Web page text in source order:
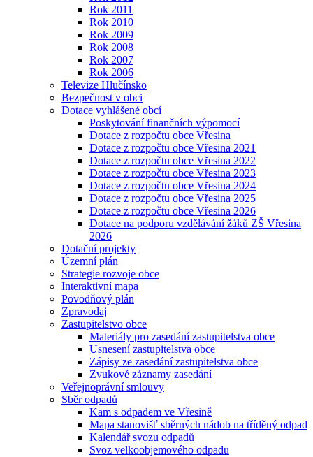
Rok 2011
Rok 2010
Rok 2009
Rok 2008
Rok 2007
Rok 2006
Televize Hlučínsko
Bezpečnost v obci
Dotace vyhlášené obcí
Poskytování finančních výpomocí
Dotace z rozpočtu obce Vřesina
Dotace z rozpočtu obce Vřesina 2021
Dotace z rozpočtu obce Vřesina 2022
Dotace z rozpočtu obce Vřesina 2023
Dotace z rozpočtu obce Vřesina 2024
Dotace z rozpočtu obce Vřesina 2025
Dotace z rozpočtu obce Vřesina 2026
Dotace na podporu vzdělávání žáků ZŠ Vřesina
2026
Dotační projekty
Územní plán
Strategie rozvoje obce
Interaktivní mapa
Povodňový plán
Zpravodaj
Zastupitelstvo obce
Materiály pro zasedání zastupitelstva obce
Usnesení zastupitelstva obce
Zápisy ze zasedání zastupitelstva obce
Zvukové záznamy zasedání
Veřejnoprávní smlouvy
Sběr odpadů
Kam s odpadem ve Vřesině
Mapa stanovišť sběrných nádob na tříděný odpad
Kalendář svozu odpadů
Svoz velkoobjemového odpadu